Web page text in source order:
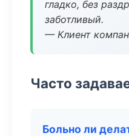
гладко, без
заботливый.
— Клиент
Часто
Больно ли